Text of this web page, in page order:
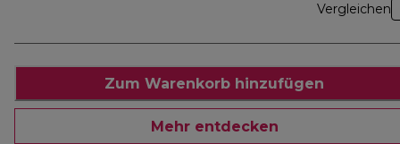
Vergleichen
Zum Warenkorb hinzufügen
Mehr entdecken